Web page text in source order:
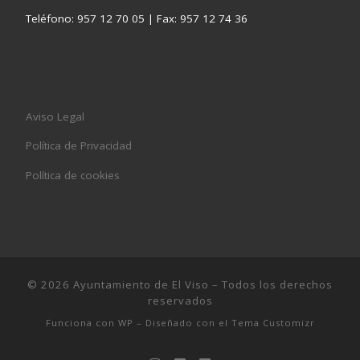
Teléfono: 957 12 70 05 | Fax: 957 12 74 36
Aviso Legal
Política de Privacidad
Política de cookies
© 2026 Ayuntamiento de El Viso – Todos los derechos
reservados
Funciona con WP – Diseñado con el Tema Customizr